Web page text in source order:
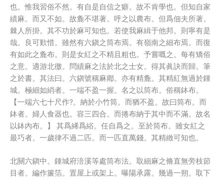
也。惟我習俗不然。有自是自信之癖。故不肯學也。但知自家
績麻。而又不如。故麁不堪著。呼之以農布。但爲佃夫所著。
棘人所掛。其不功於麻可知也。若使我麻緝于他邦。則寧有是
哉。良可歎惜。雖然有六鎭之筒布焉。有嶺南之細布焉。而復
有如此之麁布。則是女紅之不精且粗也。予嘗嘅之。每有矯俗
之意。適游北徼。問績麻之法於北之士女。得其眞訣而歸。筆
之於書。其法曰。六鎭號稱麻鄕。亦有精麁。其精紅無過於鍾
城。極細如綃者。一端不盈一握。名之以筒布。俗稱鉢布。
【一端六七十尺作?。納於小竹筒。而猶不盈。故曰筒布。而
鉢者。婦人食器也。容三四合。而捲布納于其中而不滿。故名
以鉢內布。】
其爲絺爲綌。任自爲之。至於筒布。雖女紅之
最巧者。一歲律不過二匹。而一匹直萬錢。其精緻可知也。
北關六鎭中。鍾城府涪溪等處筒布法。取細麻之脩直無旁枝節
目者。編作簾箔。置屋上或架上。曝陽承露。幾過一朔。取下